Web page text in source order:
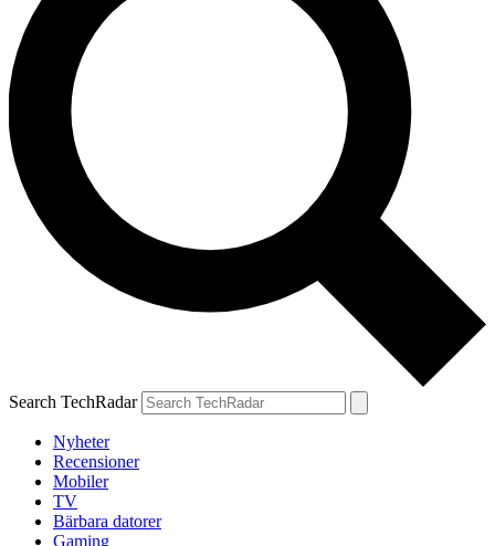
Search TechRadar
Nyheter
Recensioner
Mobiler
TV
Bärbara datorer
Gaming